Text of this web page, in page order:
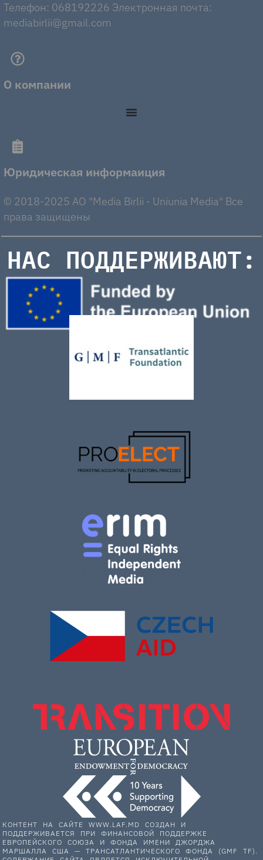
Телефон: 068192226 Электронная почта:
mediabirlii@gmail.com
О компании
Юридическая информаиция
© 2018-2025 AO "Media Birlii - Uniunia Media" Все
права защищены
НАС ПОДДЕРЖИВАЮТ:
КОНТЕНТ НА САЙТЕ WWW.LAF.MD СОЗДАН И
ПОДДЕРЖИВАЕТСЯ ПРИ ФИНАНСОВОЙ ПОДДЕРЖКЕ
ЕВРОПЕЙСКОГО СОЮЗА И ФОНДА ИМЕНИ ДЖОРДЖА
МАРШАЛЛА США — ТРАНСАТЛАНТИЧЕСКОГО ФОНДА (GMF TF).